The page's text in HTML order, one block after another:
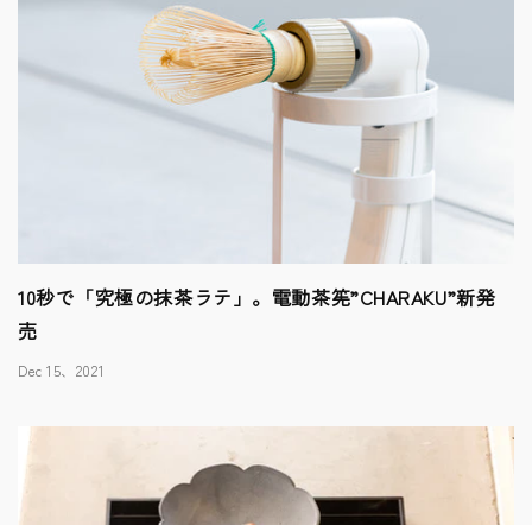
10秒で「究極の抹茶ラテ」。電動茶筅”CHARAKU”新発
売
Dec 15、2021